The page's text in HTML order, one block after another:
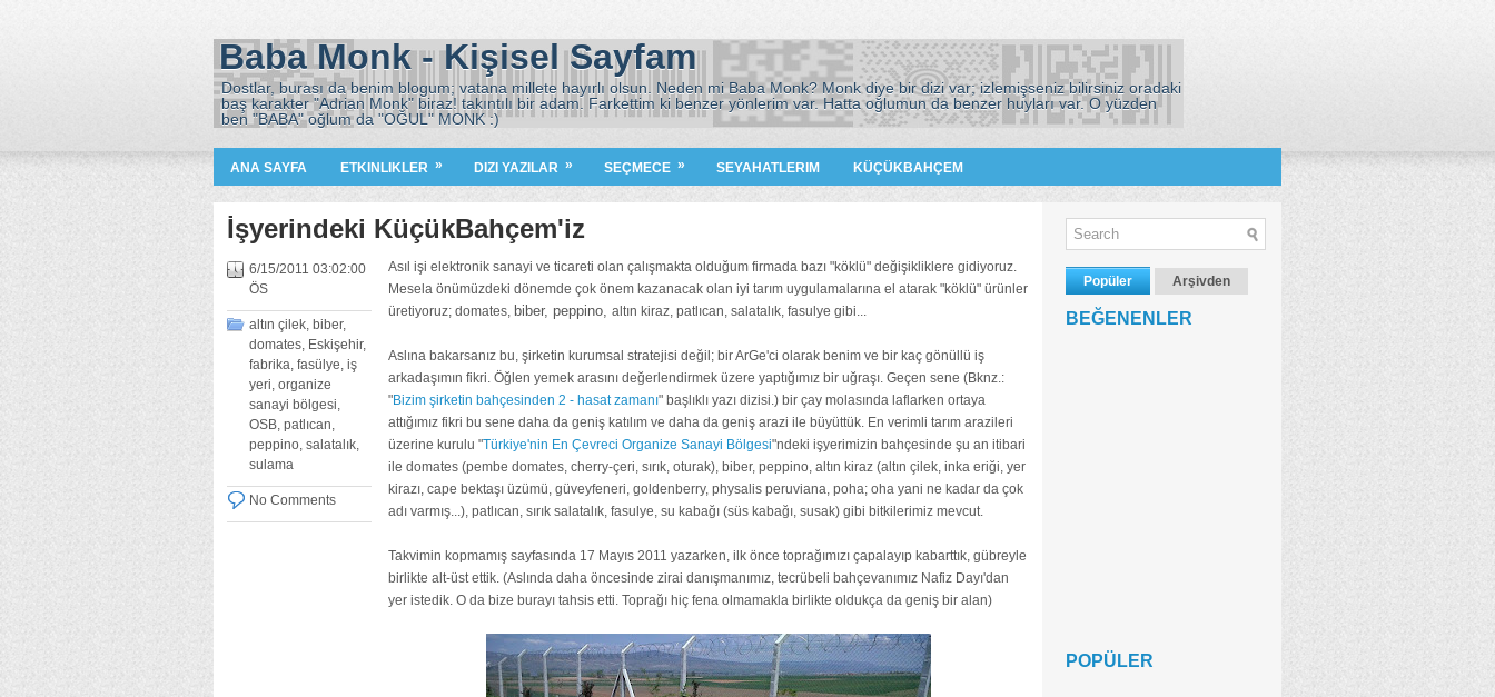
Baba Monk - Kişisel Sayfam
Dostlar, burası da benim blogum; vatana millete hayırlı olsun. Neden mi Baba Monk? Monk diye bir dizi var; izlemişseniz bilirsiniz oradaki
baş karakter "Adrian Monk" biraz! takıntılı bir adam. Farkettim ki benzer yönlerim var. Hatta oğlumun da benzer huyları var. O yüzden
ben "BABA" oğlum da "OĞUL" MONK :)
ANA SAYFA ETKINLIKLER » DIZI YAZILAR » SEÇMECE » SEYAHATLERIM KÜÇÜKBAHÇEM
İşyerindeki KüçükBahçem'iz
6/15/2011 03:02:00
ÖS
altın çilek, biber,
domates, Eskişehir,
fabrika, fasülye, iş
yeri, organize
sanayi bölgesi,
OSB, patlıcan,
peppino, salatalık,
sulama
No Comments
Asıl işi elektronik sanayi ve ticareti olan çalışmakta olduğum firmada bazı "köklü" değişikliklere gidiyoruz.
Mesela önümüzdeki dönemde çok önem kazanacak olan iyi tarım uygulamalarına el atarak "köklü" ürünler
üretiyoruz; domates, biber, peppino, altın kiraz, patlıcan, salatalık, fasulye gibi...
Aslına bakarsanız bu, şirketin kurumsal stratejisi değil; bir ArGe'ci olarak benim ve bir kaç gönüllü iş
arkadaşımın fikri. Öğlen yemek arasını değerlendirmek üzere yaptığımız bir uğraşı. Geçen sene (Bknz.:
"Bizim şirketin bahçesinden 2 - hasat zamanı" başlıklı yazı dizisi.) bir çay molasında laflarken ortaya
attığımız fikri bu sene daha da geniş katılım ve daha da geniş arazi ile büyüttük. En verimli tarım arazileri
üzerine kurulu "Türkiye'nin En Çevreci Organize Sanayi Bölgesi"ndeki işyerimizin bahçesinde şu an itibari
ile domates (pembe domates, cherry-çeri, sırık, oturak), biber, peppino, altın kiraz (altın çilek, inka eriği, yer
kirazı, cape bektaşı üzümü, güveyfeneri, goldenberry, physalis peruviana, poha; oha yani ne kadar da çok
adı varmış...), patlıcan, sırık salatalık, fasulye, su kabağı (süs kabağı, susak) gibi bitkilerimiz mevcut.
Takvimin kopmamış sayfasında 17 Mayıs 2011 yazarken, ilk önce toprağımızı çapalayıp kabarttık, gübreyle
birlikte alt-üst ettik. (Aslında daha öncesinde zirai danışmanımız, tecrübeli bahçevanımız Nafiz Dayı'dan
yer istedik. O da bize burayı tahsis etti. Toprağı hiç fena olmamakla birlikte oldukça da geniş bir alan)
Popüler Arşivden
BEĞENENLER
POPÜLER